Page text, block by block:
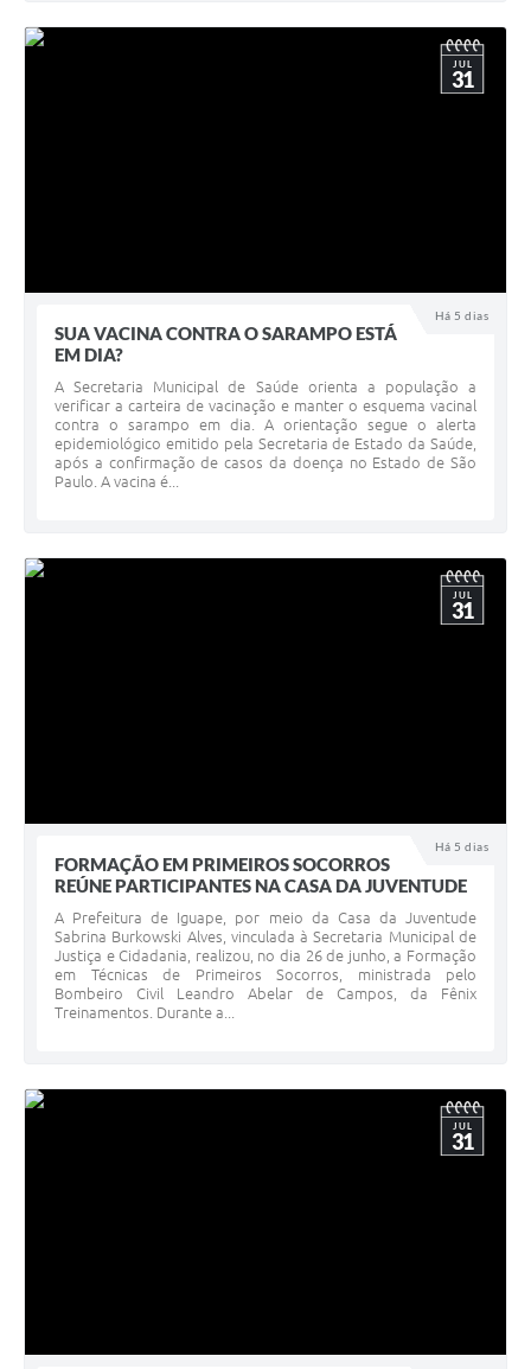
Há 5 dias
JUL
31
SUA VACINA CONTRA O SARAMPO ESTÁ
EM DIA?
A Secretaria Municipal de Saúde orienta a população a
verificar a carteira de vacinação e manter o esquema vacinal
contra o sarampo em dia. A orientação segue o alerta
epidemiológico emitido pela Secretaria de Estado da Saúde,
após a confirmação de casos da doença no Estado de São
Paulo. A vacina é...
Há 5 dias
JUL
31
FORMAÇÃO EM PRIMEIROS SOCORROS
REÚNE PARTICIPANTES NA CASA DA JUVENTUDE
A Prefeitura de Iguape, por meio da Casa da Juventude
Sabrina Burkowski Alves, vinculada à Secretaria Municipal de
Justiça e Cidadania, realizou, no dia 26 de junho, a Formação
em Técnicas de Primeiros Socorros, ministrada pelo
Bombeiro Civil Leandro Abelar de Campos, da Fênix
Treinamentos. Durante a...
JUL
31